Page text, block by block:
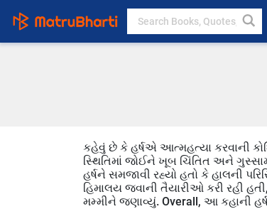
કહેવું છે કે હર્ષએ આત્મહત્યા કરવાની
સ્થિતિમાં જોઈને ખૂબ ચિંતિત અને
હર્ષને સમજાવી રહ્યો હતો કે હાલની
હિમાલય જવાની તૈયારીઓ કરી રહી
મમ્મીને જણાવ્યું. Overall, આ કહાની